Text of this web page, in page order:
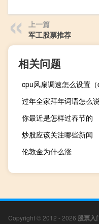
上一篇
军工股票推荐
相关问题
cpu风扇调速怎么设置（
过年全家拜年词语怎么
你最近是怎样过春节的
炒股应该关注哪些新闻
伦敦金为什么涨
Copyright © 2012 - 2026 股票入